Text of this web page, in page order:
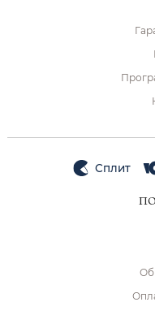
Сплит